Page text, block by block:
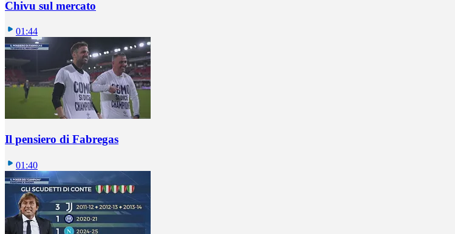
Chivu sul mercato
01:44
Il pensiero di Fabregas
01:40